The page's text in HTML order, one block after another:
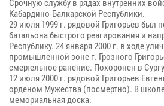
Срочную службу в рядах внутренних
Кабардино-Балкарской Республики.
29 июля 1999 г. рядовой Григорьев был
батальона быстрого реагирования и
Республику. 24 января 2000 г. в ходе
промышленной зоне г. Грозного
смертельное ранение. Похоронен в
12 июля 2000 г. рядовой Григорьев
орденом Мужества (посмертно). В
мемориальная доска.